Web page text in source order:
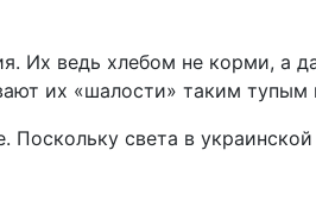
Их ведь хлебом не корми, а
их «шалости» таким тупым
света в